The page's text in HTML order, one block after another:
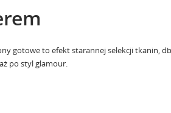
gotowe to efekt starannej selekcji tkanin,
po styl glamour.